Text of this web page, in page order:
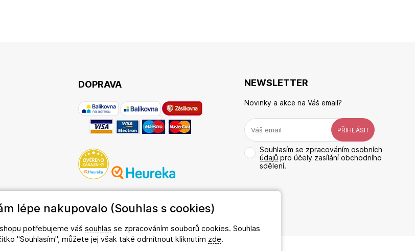
DOPRAVA NEWSLETTER
Novinky a akce na Váš email?
Souhlasím se zpracováním osobních
údajů pro účely zasílání obchodního
sdělení.
lépe nakupovalo (Souhlas s cookies)
potřebujeme váš souhlas se zpracováním souborů cookies. Souhlas
"Souhlasím", můžete jej však také odmítnout kliknutím zde.